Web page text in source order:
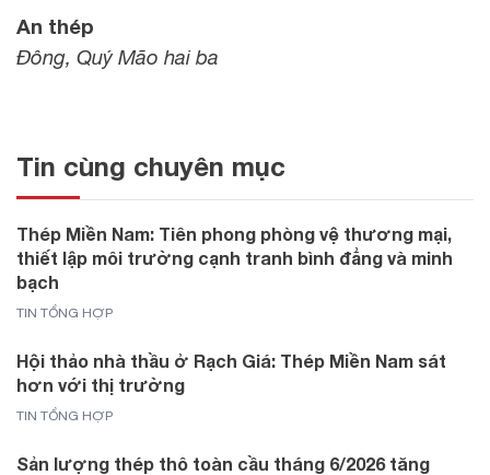
An thép
Đông, Quý Mão hai ba
Tin cùng chuyên mục
Thép Miền Nam: Tiên phong phòng vệ thương mại,
thiết lập môi trường cạnh tranh bình đẳng và minh
bạch
TIN TỔNG HỢP
Hội thảo nhà thầu ở Rạch Giá: Thép Miền Nam sát
hơn với thị trường
TIN TỔNG HỢP
Sản lượng thép thô toàn cầu tháng 6/2026 tăng